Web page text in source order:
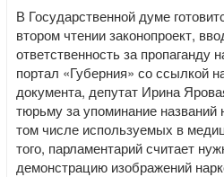
В Государственной думе
втором чтении законопроект,
ответственность за пропаганду
портал «Губерния» со ссылкой
документа, депутат Ирина
тюрьму за упоминание названий
том числе используемых в
того, парламентарий считает
демонстрацию изображений